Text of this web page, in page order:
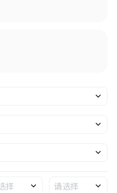
择 请选择